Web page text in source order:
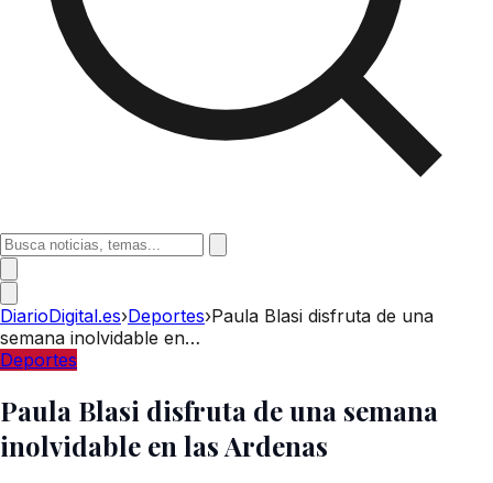
DiarioDigital.es›Deportes›Paula Blasi disfruta de una
semana inolvidable en…
Deportes
Paula Blasi disfruta de una semana
inolvidable en las Ardenas